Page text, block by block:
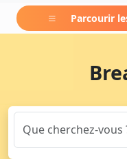
Parcourir